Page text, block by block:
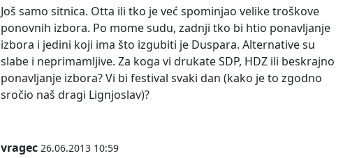
Još samo sitnica. Otta ili tko je već spominjao velike troškove
ponovnih izbora. Po mome sudu, zadnji tko bi htio ponavljanje
izbora i jedini koji ima što izgubiti je Duspara. Alternative su
slabe i neprimamljive. Za koga vi drukate SDP, HDZ ili beskrajno
ponavljanje izbora? Vi bi festival svaki dan (kako je to zgodno
sročio naš dragi Lignjoslav)?
vragec 26.06.2013 10:59